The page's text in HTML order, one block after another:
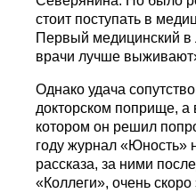
стоит поступать в
Первый медицинский в
врачи лучше
Однако удача
докторском поприще, а
котором он решил
году журнал «Юность»
рассказа, за ними
«Коллеги», очень